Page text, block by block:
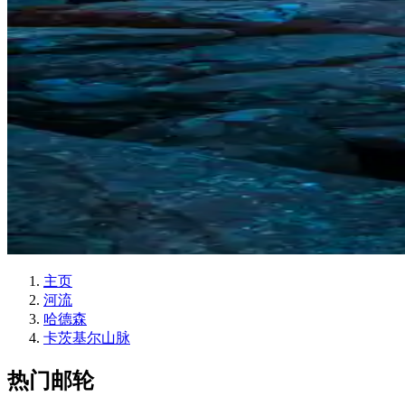
主页
河流
哈德森
卡茨基尔山脉
热门邮轮